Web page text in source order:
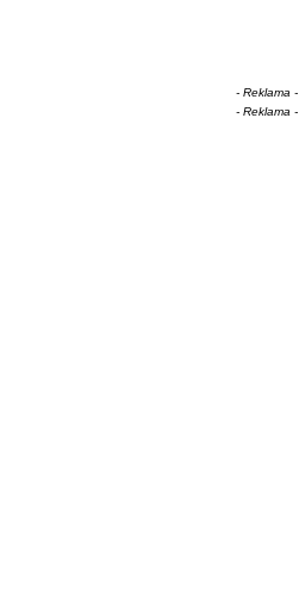
- Reklama -
- Reklama -